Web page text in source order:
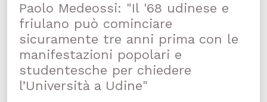
Paolo Medeossi: "Il '68 udinese e
friulano può cominciare
sicuramente tre anni prima con le
manifestazioni popolari e
studentesche per chiedere
l’Università a Udine"